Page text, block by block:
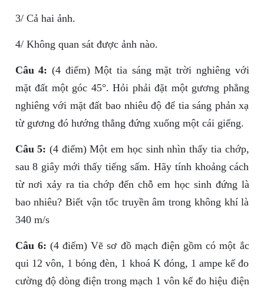
3/ Cả hai ảnh.
4/ Không quan sát được ảnh nào.
Câu 4: (4 điểm) Một tia sáng mặt trời nghiêng với
mặt đất một góc 45°. Hỏi phải đặt một gương phẳng
nghiêng với mặt đất bao nhiêu độ để tia sáng phản xạ
từ gương đó hướng thẳng đứng xuống một cái giếng.
Câu 5: (4 điểm) Một em học sinh nhìn thấy tia chớp,
sau 8 giây mới thấy tiếng sấm. Hãy tính khoảng cách
từ nơi xảy ra tia chớp đến chỗ em học sinh đứng là
bao nhiêu? Biết vận tốc truyền âm trong không khí là
340 m/s
Câu 6: (4 điểm) Vẽ sơ đồ mạch điện gồm có một ắc
qui 12 vôn, 1 bóng đèn, 1 khoá K đóng, 1 ampe kế đo
cường độ dòng điện trong mạch 1 vôn kế đo hiệu điện